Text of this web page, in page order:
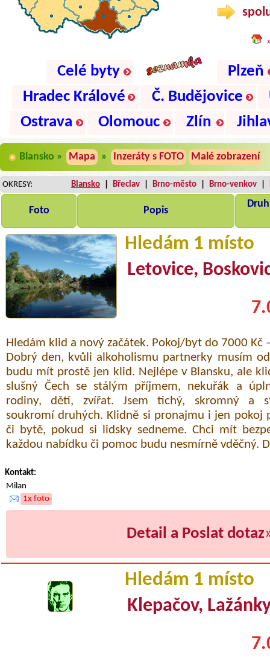
Celé byty
Plzeň
Hradec Králové
Č. Budějovice
Ostrava
Olomouc Zlín
Blansko » Mapa » Inzeráty s FOTO Malé zobrazení
OKRESY: Blansko Břeclav Brno-město Brno-venkov
Foto Popis
Hledám 1 místo
Letovice,
Hledám klid a nový začátek. Pokoj/byt do 7000 Kč
Dobrý den, kvůli alkoholismu partnerky musím
budu mít prostě jen klid. Nejlépe v Blansku, ale
slušný Čech se stálým příjmem, nekuřák a
rodiny, dětí, zvířat. Jsem tichý, skromný a
soukromí druhých. Klidně si pronajmu i jen pokoj
či bytě, pokud si lidsky sedneme. Chci mít
každou nabídku či pomoc budu nesmírně vděčný.
Kontakt:
Milan
1x foto
Detail a Poslat dotaz
Hledám 1 místo
Klepačov,